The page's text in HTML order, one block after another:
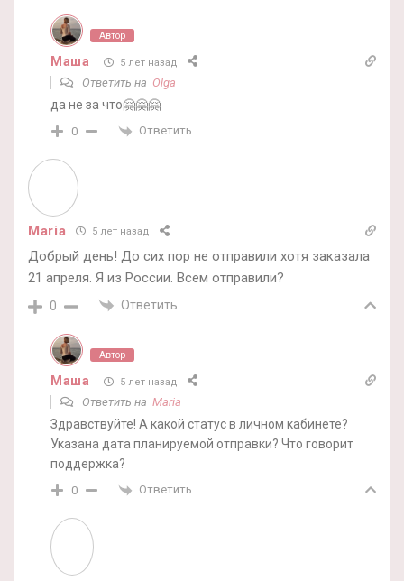
Автор
Маша 5 лет назад
Ответить на Olga
да не за что🤗🤗🤗
0 Ответить
Maria 5 лет назад
Добрый день! До сих пор не отправили хотя заказала
21 апреля. Я из России. Всем отправили?
0 Ответить
Автор
Маша 5 лет назад
Ответить на Maria
Здравствуйте! А какой статус в личном кабинете?
Указана дата планируемой отправки? Что говорит
поддержка?
0 Ответить